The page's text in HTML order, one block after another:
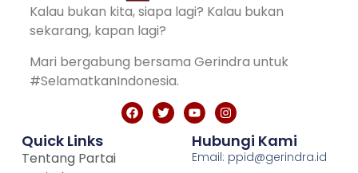
Kalau bukan kita, siapa lagi? Kalau bukan
sekarang, kapan lagi?
Mari bergabung bersama Gerindra untuk
#SelamatkanIndonesia.
Quick Links
Tentang Partai
Hubungi Kami
Email: ppid@gerindra.id